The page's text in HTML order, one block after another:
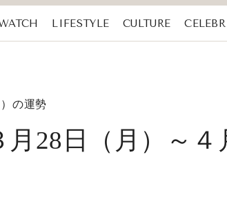
LIFESTYLE CULTURE
の運勢
月28日（月）～